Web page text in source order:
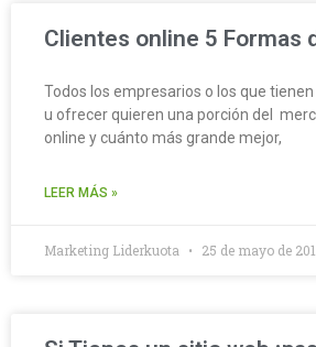
Clientes online 5 Formas
Todos los empresarios o los que
u ofrecer quieren una porción del
online y cuánto más grande mejor,
LEER MÁS »
Marketing Liderkuota 25 de mayo de